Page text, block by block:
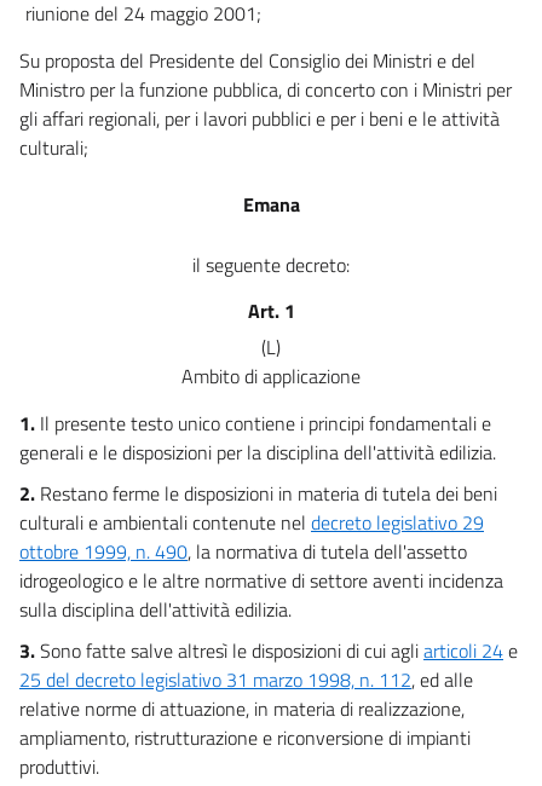
47
48
Capo III
Disposizioni fiscali
Parte II
NORMATIVA TECNICA PER L'EDILIZIA
Capo I
Disposizioni di carattere generale
54
55
56
57
58
59
60
61
62
63
riunione del 24 maggio 2001;
Su proposta del Presidente del Consiglio dei Ministri e del
Ministro per la funzione pubblica, di concerto con i Ministri per
gli affari regionali, per i lavori pubblici e per i beni e le attività
culturali;
Emana
il seguente decreto:
Art. 1
(L)
Ambito di applicazione
1. Il presente testo unico contiene i principi fondamentali e
generali e le disposizioni per la disciplina dell'attività edilizia.
2. Restano ferme le disposizioni in materia di tutela dei beni
culturali e ambientali contenute nel decreto legislativo 29
ottobre 1999, n. 490, la normativa di tutela dell'assetto
idrogeologico e le altre normative di settore aventi incidenza
sulla disciplina dell'attività edilizia.
3.Sono fatte salve altresì le disposizioni di cui agliarticoli 24e
25 del decreto legislativo 31 marzo 1998, n. 112, ed alle
relative norme di attuazione, in materia di realizzazione,
ampliamento, ristrutturazione e riconversione di impianti
produttivi.